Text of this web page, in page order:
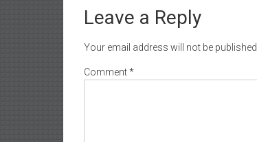
Leave a Reply
Your email address will not be published.
Comment*